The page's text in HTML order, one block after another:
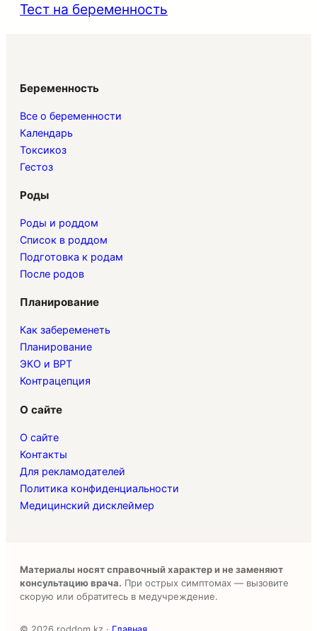
Тест на беременность
Беременность
Все о беременности
Календарь
Токсикоз
Гестоз
Роды
Роды и роддом
Список в роддом
Подготовка к родам
После родов
Планирование
Как забеременеть
Планирование
ЭКО и ВРТ
Контрацепция
О сайте
О сайте
Контакты
Для рекламодателей
Политика конфиденциальности
Медицинский дисклеймер
Материалы носят справочный характер и не заменяют
консультацию врача. При острых симптомах — вызовите
скорую или обратитесь в медучреждение.